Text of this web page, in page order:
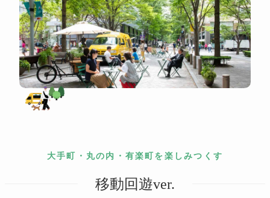
大手町・丸の内・有楽町を楽しみつくす
移動回遊ver.